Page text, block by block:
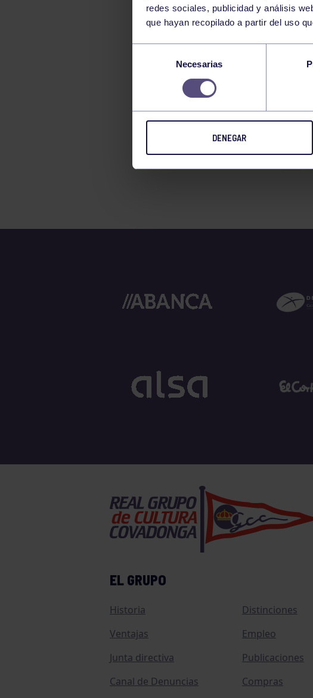
redes sociales, publicidad y análisis
que hayan recopilado a partir del uso
consentimiento
Necesarias
DENEGAR
EL GRUPO
Historia
Distinciones
Ventajas
Empleo
Junta directiva
Publicaciones
Canal de Denuncias
Compras